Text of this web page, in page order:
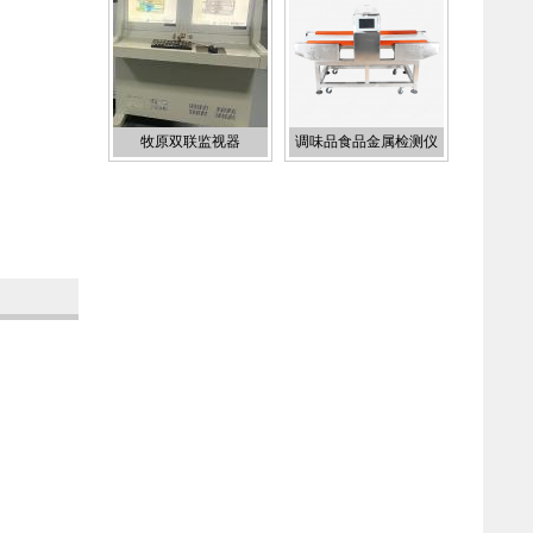
牧原双联监视器 调味品食品金属检测仪